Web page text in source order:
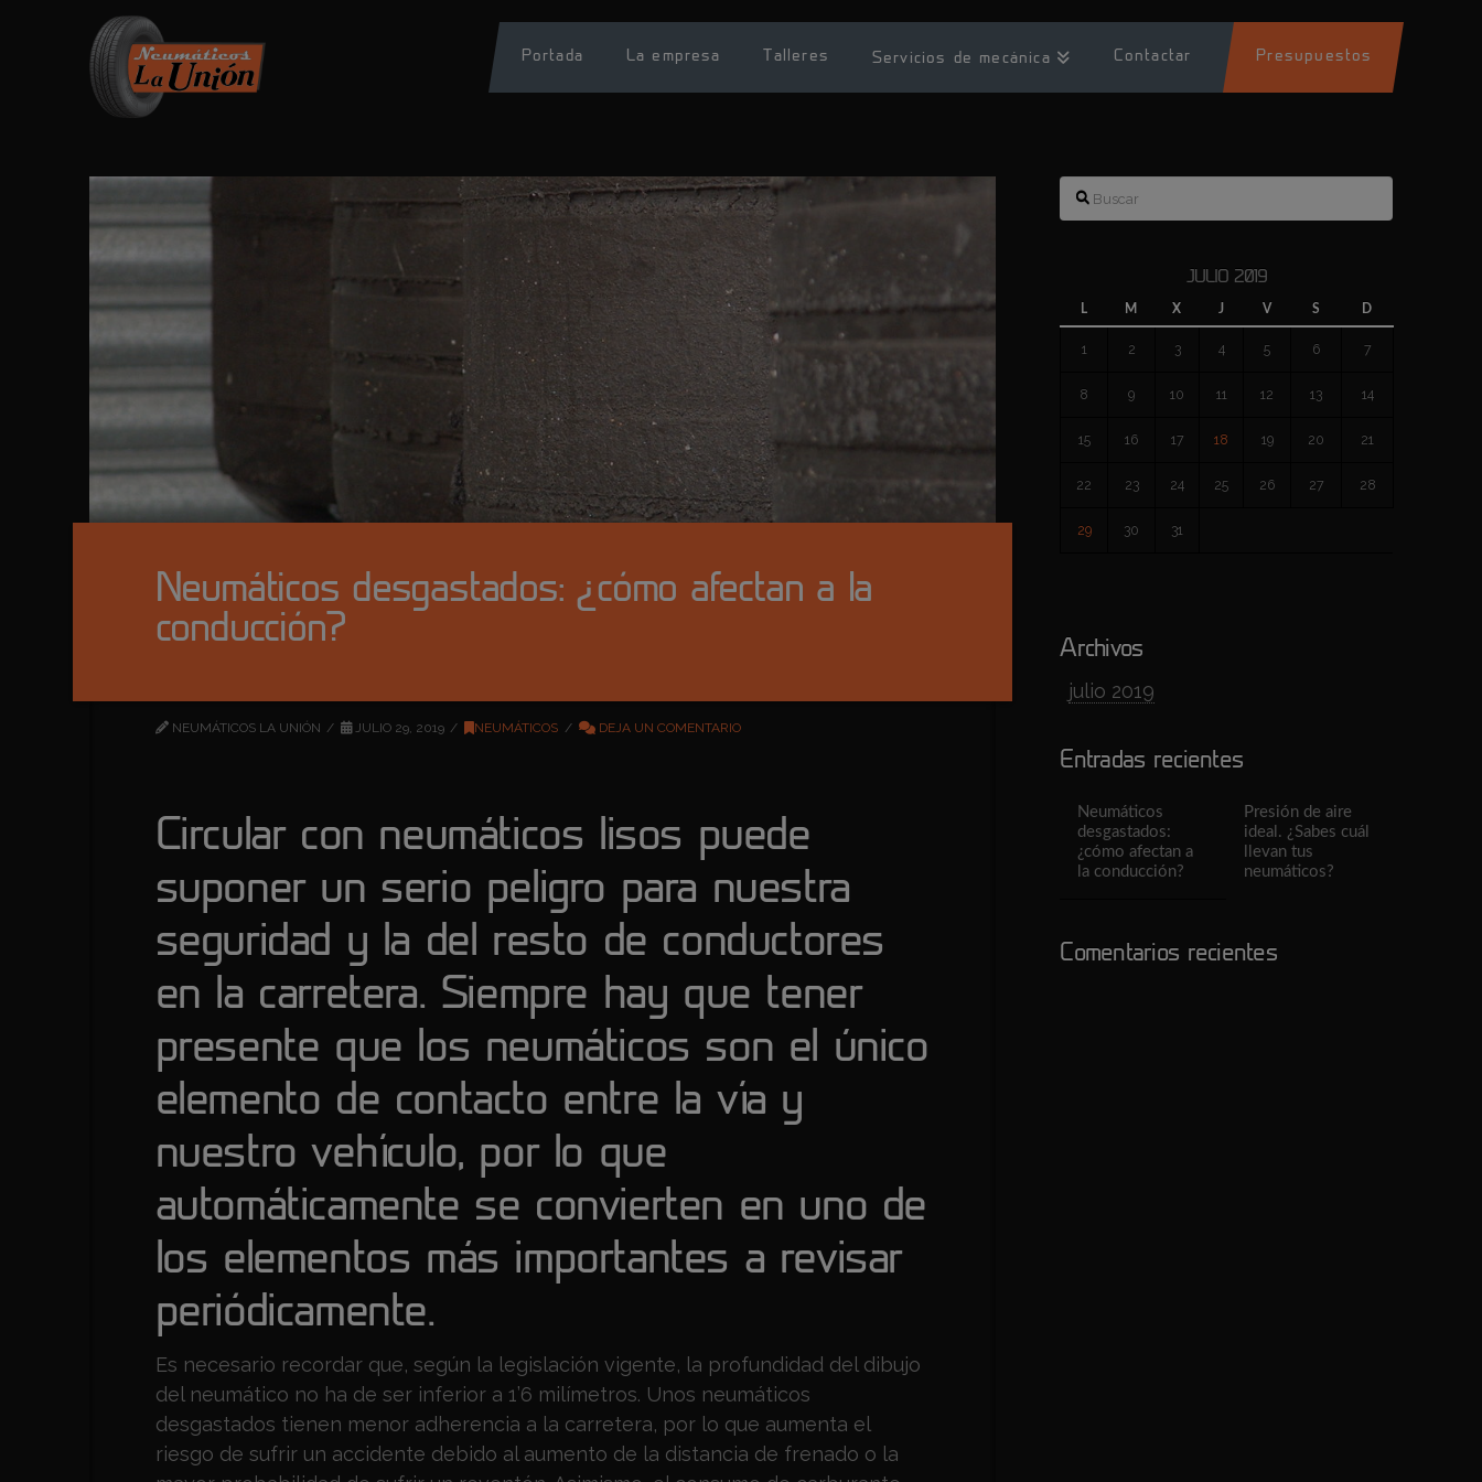
Portada La empresa Talleres Servicios de mecánica Contactar Presupuestos
Neumáticos desgastados: ¿cómo afectan a la
conducción?
NEUMÁTICOS LA UNIÓN JULIO 29, 2019 NEUMÁTICOS DEJA UN COMENTARIO
Circular con neumáticos lisos puede
suponer un serio peligro para nuestra
seguridad y la del resto de conductores
en la carretera. Siempre hay que tener
presente que los neumáticos son el único
elemento de contacto entre la vía y
nuestro vehículo, por lo que
automáticamente se convierten en uno de
los elementos más importantes a revisar
periódicamente.
Es necesario recordar que, según la legislación vigente, la profundidad del dibujo
del neumático no ha de ser inferior a 1’6 milímetros. Unos neumáticos
desgastados tienen menor adherencia a la carretera, por lo que aumenta el
riesgo de sufrir un accidente debido al aumento de la distancia de frenado o la
Buscar
JULIO 2019
L M X J V S D
1 2 3 4 5 6 7
8 9 10 11 12 13 14
15 16 17 18 19 20 21
22 23 24 25 26 27 28
29 30 31
Archivos
julio 2019
Entradas recientes
Neumáticos
desgastados:
¿cómo afectan a
la conducción?
Presión de aire
ideal. ¿Sabes cuál
llevan tus
neumáticos?
Comentarios recientes